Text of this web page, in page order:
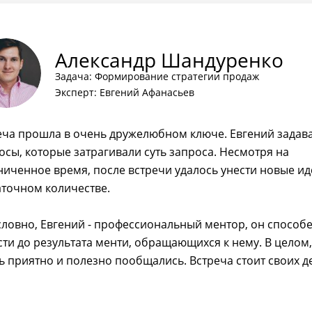
Александр Шандуренко
Задача: Формирование стратегии продаж
Эксперт: Евгений Афанасьев
прошла в очень дружелюбном ключе. Евгений
которые затрагивали суть запроса. Несмотря на
время, после встречи удалось унести новые
количестве.
Евгений - профессиональный ментор, он
до результата менти, обращающихся к нему. В целом,
приятно и полезно пообщались. Встреча стоит своих